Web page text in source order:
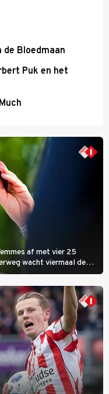
de Bloedmaan
Puk en het
af met vier 25
wacht viermaal de
des Anglais krijgt